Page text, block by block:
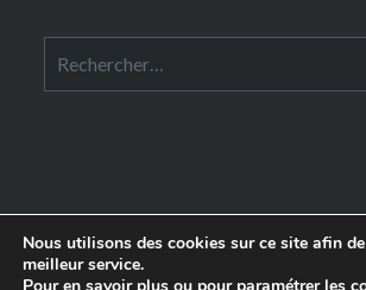
Nous utilisons des cookies sur ce site afin
meilleur service.